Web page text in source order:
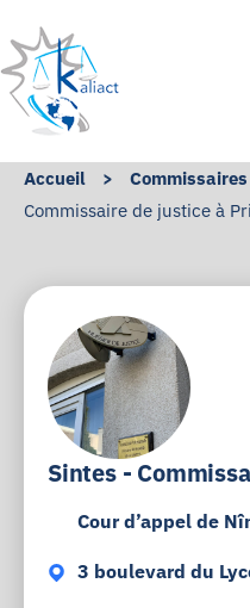
Accueil >
Commissaire de justice à
Sintes -
Cour d’appel de
3 boulevard du